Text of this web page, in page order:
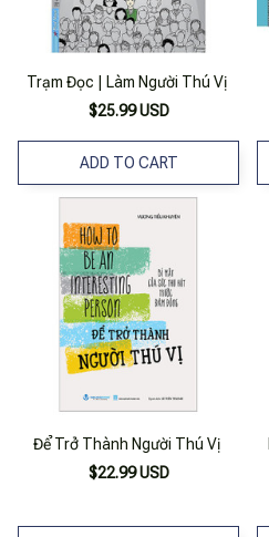
Trạm Đọc | Làm Người Thú Vị
$25.99 USD
ADD TO CART
Để Trở Thành Người Thú Vị
$22.99 USD